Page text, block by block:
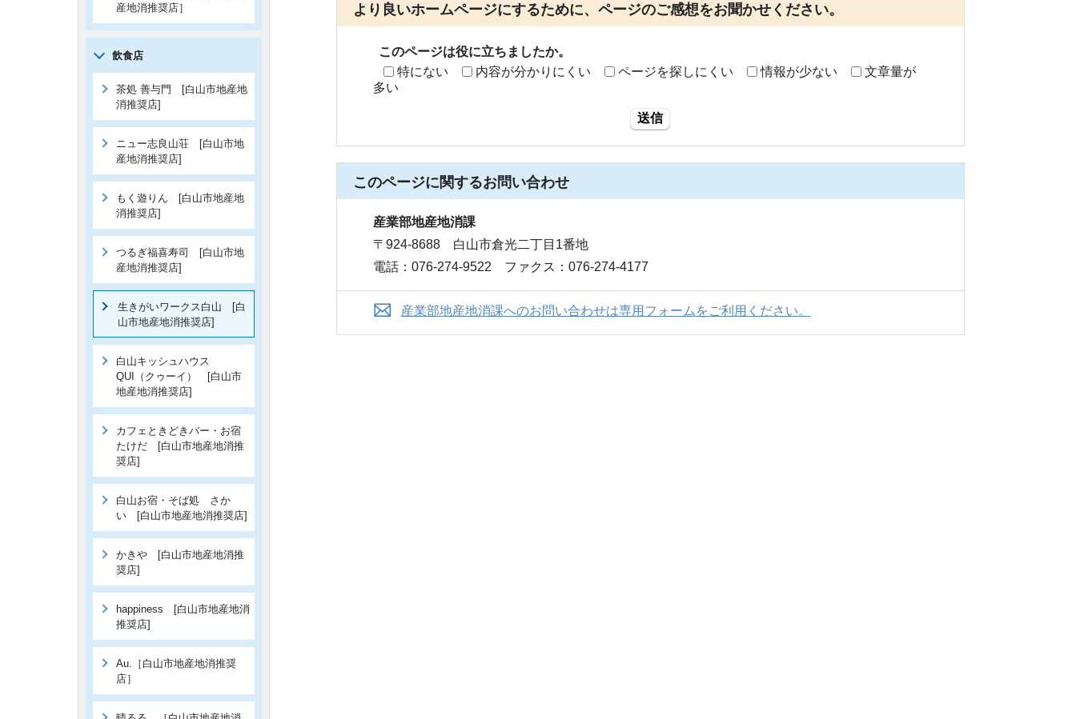
より良いホームページにするために、ページのご感想をお聞かせください。
このページは役に立ちましたか。
特にない
内容が分かりにくい ページを探しにくい 情報が少ない
文章量が
多い
送信
このページに関するお問い合わせ
産業部地産地消課
〒924-8688 白山市倉光二丁目1番地
電話：076-274-9522 ファクス：076-274-4177
産業部地産地消課へのお問い合わせは専用フォームをご利用ください。
産地消推奨店］
飲食店
茶処 善与門 [白山市地産地
消推奨店]
ニュー志良山荘 [白山市地
産地消推奨店]
もく遊りん [白山市地産地
消推奨店]
つるぎ福喜寿司 [白山市地
産地消推奨店]
生きがいワークス白山 [白
山市地産地消推奨店]
白山キッシュハウス
QUI（クゥーイ） [白山市
地産地消推奨店]
カフェときどきバー・お宿
たけだ [白山市地産地消推
奨店]
白山お宿・そば処 さか
い [白山市地産地消推奨店]
かきや [白山市地産地消推
奨店]
happiness [白山市地産地消
推奨店]
Au.［白山市地産地消推奨
店］